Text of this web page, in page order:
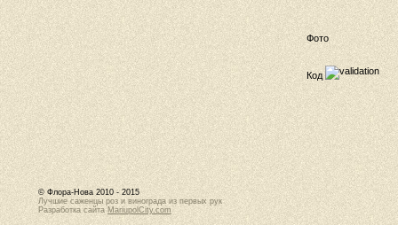
Фото
Код
© Флора-Нова 2010 - 2015
Лучшие саженцы роз и винограда из первых рук
Разработка сайта MariupolCity.com